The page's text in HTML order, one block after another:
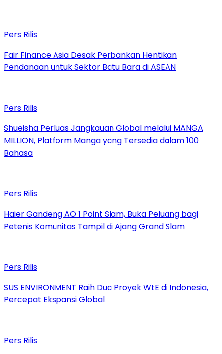
Pers Rilis
Fair Finance Asia Desak Perbankan Hentikan
Pendanaan untuk Sektor Batu Bara di ASEAN
Pers Rilis
Shueisha Perluas Jangkauan Global melalui MANGA
MILLION, Platform Manga yang Tersedia dalam 100
Bahasa
Pers Rilis
Haier Gandeng AO 1 Point Slam, Buka Peluang bagi
Petenis Komunitas Tampil di Ajang Grand Slam
Pers Rilis
SUS ENVIRONMENT Raih Dua Proyek WtE di Indonesia,
Percepat Ekspansi Global
Pers Rilis